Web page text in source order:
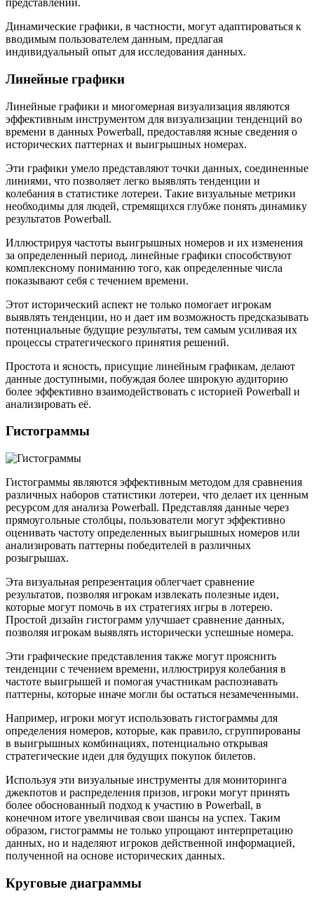
представлений.
Динамические графики, в частности, могут адаптироваться к
вводимым пользователем данным, предлагая
индивидуальный опыт для исследования данных.
Линейные графики
Линейные графики и многомерная визуализация являются
эффективным инструментом для визуализации тенденций во
времени в данных Powerball, предоставляя ясные сведения о
исторических паттернах и выигрышных номерах.
Эти графики умело представляют точки данных, соединенные
линиями, что позволяет легко выявлять тенденции и
колебания в статистике лотереи. Такие визуальные метрики
необходимы для людей, стремящихся глубже понять динамику
результатов Powerball.
Иллюстрируя частоты выигрышных номеров и их изменения
за определенный период, линейные графики способствуют
комплексному пониманию того, как определенные числа
показывают себя с течением времени.
Этот исторический аспект не только помогает игрокам
выявлять тенденции, но и дает им возможность предсказывать
потенциальные будущие результаты, тем самым усиливая их
процессы стратегического принятия решений.
Простота и ясность, присущие линейным графикам, делают
данные доступными, побуждая более широкую аудиторию
более эффективно взаимодействовать с историей Powerball и
анализировать её.
Гистограммы
Гистограммы являются эффективным методом для сравнения
различных наборов статистики лотереи, что делает их ценным
ресурсом для анализа Powerball. Представляя данные через
прямоугольные столбцы, пользователи могут эффективно
оценивать частоту определенных выигрышных номеров или
анализировать паттерны победителей в различных
розыгрышах.
Эта визуальная репрезентация облегчает сравнение
результатов, позволяя игрокам извлекать полезные идеи,
которые могут помочь в их стратегиях игры в лотерею.
Простой дизайн гистограмм улучшает сравнение данных,
позволяя игрокам выявлять исторически успешные номера.
Эти графические представления также могут прояснить
тенденции с течением времени, иллюстрируя колебания в
частоте выигрышей и помогая участникам распознавать
паттерны, которые иначе могли бы остаться незамеченными.
Например, игроки могут использовать гистограммы для
определения номеров, которые, как правило, сгруппированы
в выигрышных комбинациях, потенциально открывая
стратегические идеи для будущих покупок билетов.
Используя эти визуальные инструменты для мониторинга
джекпотов и распределения призов, игроки могут принять
более обоснованный подход к участию в Powerball, в
конечном итоге увеличивая свои шансы на успех. Таким
образом, гистограммы не только упрощают интерпретацию
данных, но и наделяют игроков действенной информацией,
полученной на основе исторических данных.
Круговые диаграммы